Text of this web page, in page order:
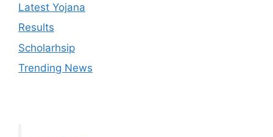
Latest Yojana
Results
Scholarhsip
Trending News